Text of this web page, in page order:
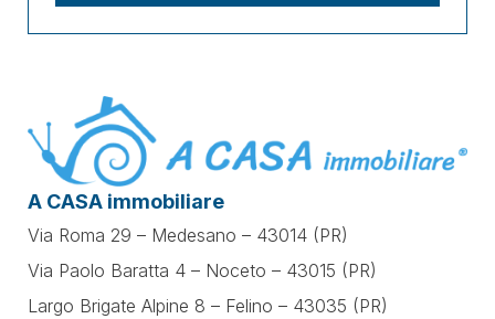
A CASA immobiliare
Via Roma 29 – Medesano – 43014 (PR)
Via Paolo Baratta 4 – Noceto – 43015 (PR)
Largo Brigate Alpine 8 – Felino – 43035 (PR)